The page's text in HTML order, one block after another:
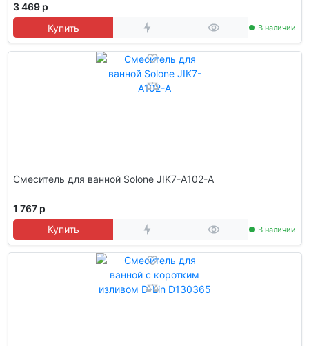
3 469 р
Купить
В наличии
Смеситель для ванной Solone JIK7-A102-A
1 767 р
Купить
В наличии